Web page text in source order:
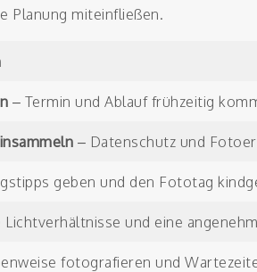
Planung miteinfließen.
– Termin und Ablauf frühzeitig
– Datenschutz und
geben und den Fototag
Lichtverhältnisse und eine
fotografieren und